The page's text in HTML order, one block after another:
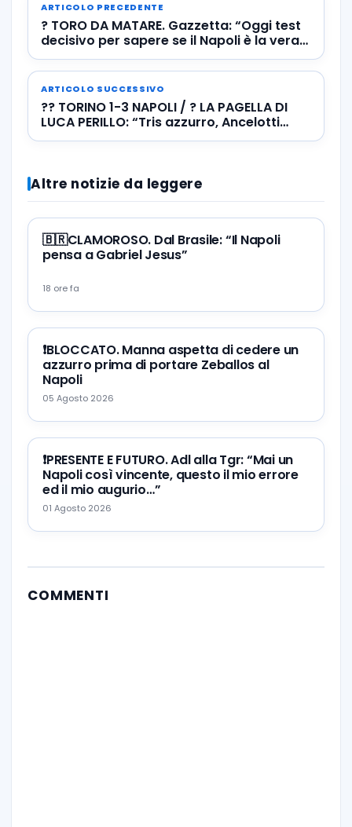
ARTICOLO PRECEDENTE
? TORO DA MATARE. Gazzetta: “Oggi test
decisivo per sapere se il Napoli è la vera
anti-Juve”
ARTICOLO SUCCESSIVO
?? TORINO 1-3 NAPOLI / ? LA PAGELLA DI
LUCA PERILLO: “Tris azzurro, Ancelotti
mata il Toro” ?VOTA I MIGLIORI
Altre notizie da leggere
🇧🇷CLAMOROSO. Dal Brasile: “Il Napoli
pensa a Gabriel Jesus”
18 ore fa
❗️BLOCCATO. Manna aspetta di cedere un
azzurro prima di portare Zeballos al
Napoli
05 Agosto 2026
❗️PRESENTE E FUTURO. Adl alla Tgr: “Mai un
Napoli così vincente, questo il mio errore
ed il mio augurio…”
01 Agosto 2026
COMMENTI